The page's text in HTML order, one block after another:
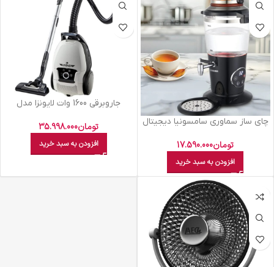
چاي ساز سماوري سامسونيا ديجيتال
تومان17.590.000
افزودن به سبد خرید
جاروبرقی 1600 وات لایونزا مدل
تومان35.998.000
افزودن به سبد خرید